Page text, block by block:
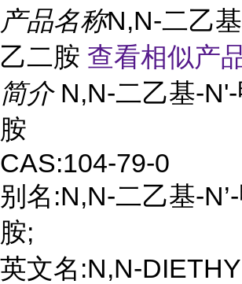
产品名称N,N-二乙
乙二胺 查看相似产
简介 N,N-二乙基-
胺
CAS:104-79-0
别名:N,N-二乙基-
胺;
英文名:N,N-